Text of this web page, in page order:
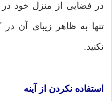
در فضایی از منزل خود در
تنها به ظاهر زیبای آن در
نکنید.
استفاده نکردن از آینه